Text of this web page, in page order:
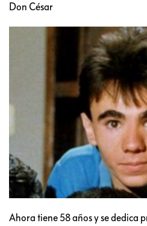
Don César
Ahora tiene 58 años y se dedica